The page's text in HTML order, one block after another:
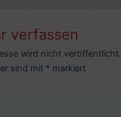
verfassen
wird nicht veröffentlicht.
sind mit * markiert